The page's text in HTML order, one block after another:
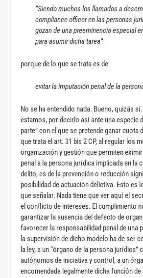
“Siendo muchos los llamados a
compliance officer en las personas
gozan de una preeminencia especial
para asumir dicha tarea”
porque de lo que se trata es de
evitar la imputación penal de la
No se ha entendido nada. Bueno, quizás
estamos, por decirlo así ante una especie
parte” con el que se pretende ganar cuota
que trata el art. 31 bis 2 CP, al regular los
organización y gestión que permiten
penal a la persona jurídica implicada en la
delito, es de la prevención o reducción
posibilidad de actuación delictiva. Esto es
que señalar. Nada tiene que ver aquí el
el conflicto de intereses. El cumplimiento
garantizar la ausencia del defecto de
favorecer la responsabilidad penal de una
la supervisión de dicho modelo ha de ser
la ley, a un “órgano de la persona jurídica”
autónomos de iniciativa y control, a un
encomendada legalmente dicha función de